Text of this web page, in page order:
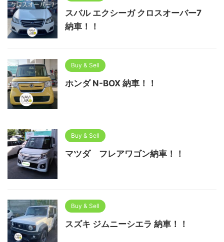
スバル エクシーガ クロスオーバー7
納車！！
Buy & Sell
ホンダ N-BOX 納車！！
Buy & Sell
マツダ フレアワゴン納車！！
Buy & Sell
スズキ ジムニーシエラ 納車！！